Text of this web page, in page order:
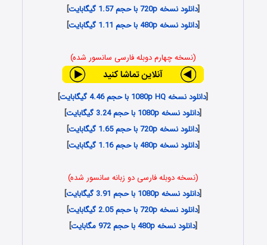
[دانلود نسخه 720p با حجم 1.57 گیگابایت
]
[دانلود نسخه 480p با حجم 1.11 گیگابایت ]
(نسخه چهارم دوبله فارسی سانسور شده)
[دانلود نسخه 1080p HQ با حجم 4.46 گیگابایت
]
[دانلود نسخه 1080p با حجم 3.24 گیگابایت
]
[دانلود نسخه 720p با حجم 1.65 گیگابایت
]
[دانلود نسخه 480p با حجم 1.16 گیگابایت ]
(نسخه دوبله فارسی دو زبانه سانسور شده)
[دانلود نسخه 1080p با حجم 3.91 گیگابایت
]
[دانلود نسخه 720p با حجم 2.05 گیگابایت
]
[دانلود نسخه 480p با حجم 972 مگابایت ]